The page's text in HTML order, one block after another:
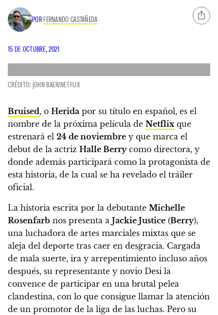
POR FERNANDO CASTAÑEDA
15 DE OCTUBRE, 2021
CRÉDITO: JOHN BAER/NETFLIX
Bruised, o Herida por su título en español, es el
nombre de la próxima película de Netflixque
estrenará el 24 de noviembre y que marca el
debut de la actriz Halle Berrycomo directora, y
donde además participará como la protagonista de
esta historia, de la cual se ha revelado el tráiler
oficial.
La historia escrita por la debutante Michelle
Rosenfarb nos presenta a Jackie Justice (Berry),
una luchadora de artes marciales mixtas que se
aleja del deporte tras caer en desgracia. Cargada
de mala suerte, ira y arrepentimiento incluso años
después, su representante y novio Desi la
convence de participar en una brutal pelea
clandestina, con lo que consigue llamar la atención
de un promotor de la liga de las luchas. Pero su